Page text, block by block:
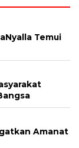
Temui
Amanat